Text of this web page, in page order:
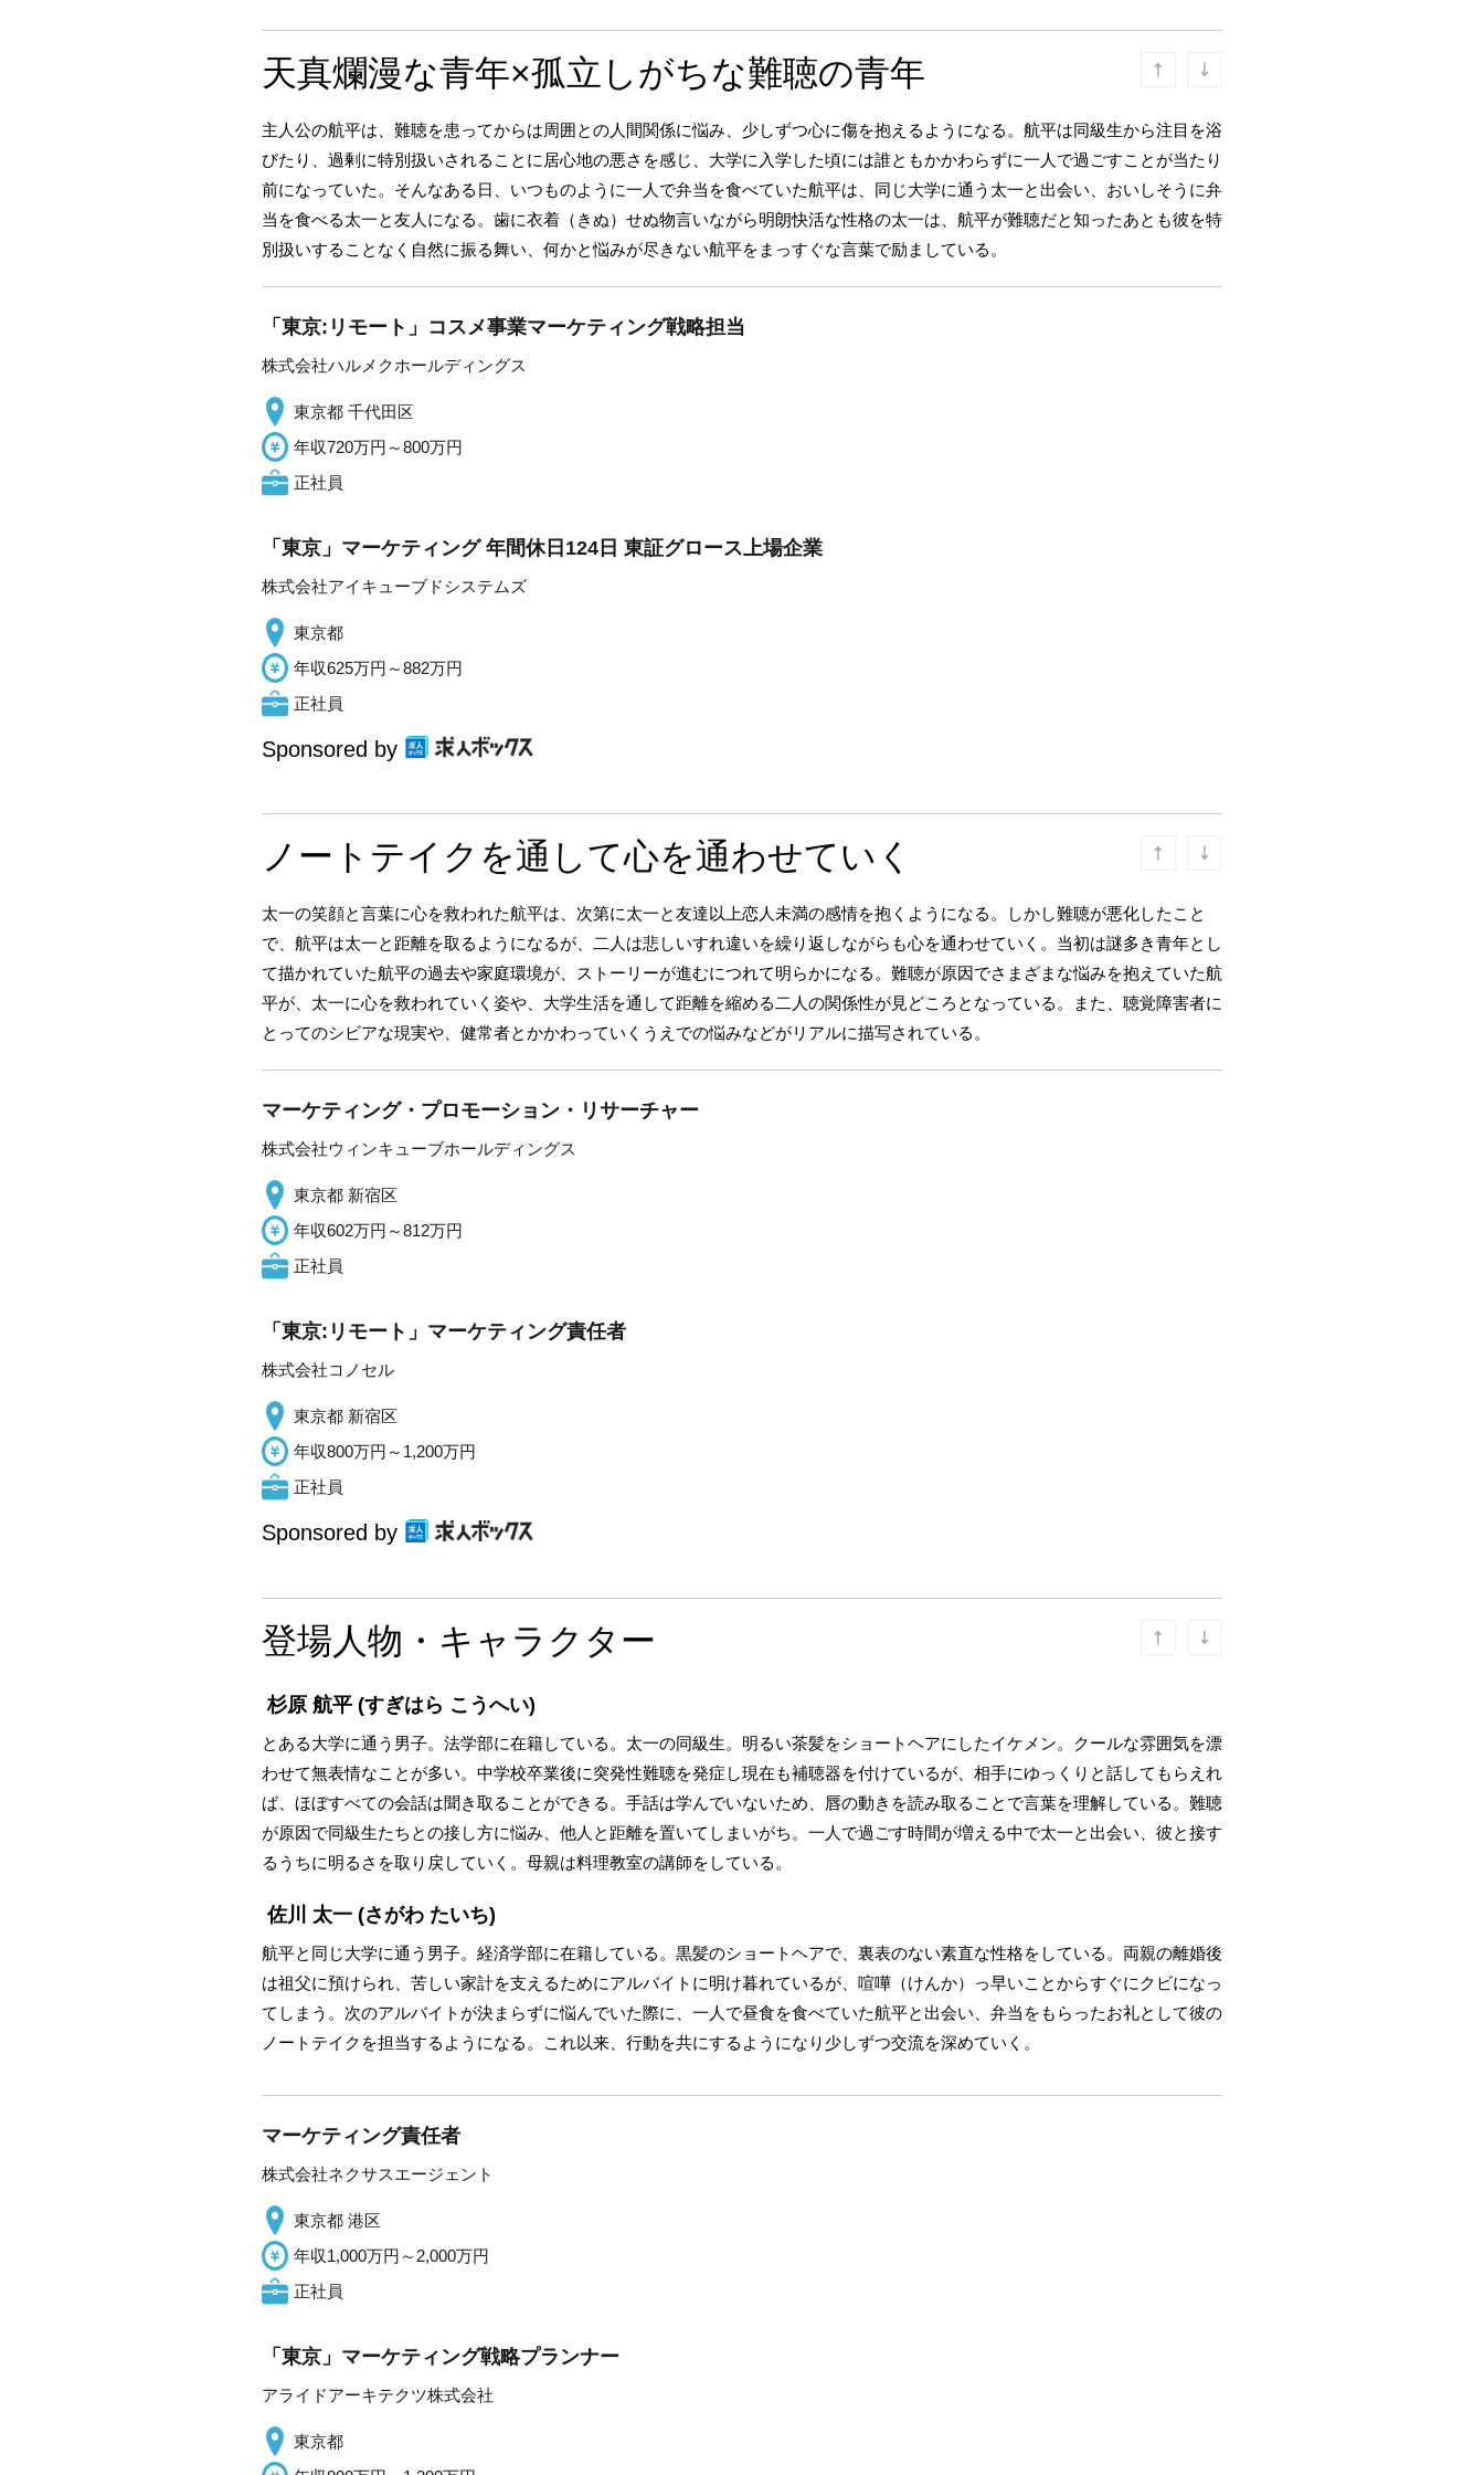
天真爛漫な青年×孤立しがちな難聴の青年
主人公の航平は、難聴を患ってからは周囲との人間関係に悩み、少しずつ心に傷を抱えるようになる。航平は同級生から注目を浴
びたり、過剰に特別扱いされることに居心地の悪さを感じ、大学に入学した頃には誰ともかかわらずに一人で過ごすことが当たり
前になっていた。そんなある日、いつものように一人で弁当を食べていた航平は、同じ大学に通う太一と出会い、おいしそうに弁
当を食べる太一と友人になる。歯に衣着（きぬ）せぬ物言いながら明朗快活な性格の太一は、航平が難聴だと知ったあとも彼を特
別扱いすることなく自然に振る舞い、何かと悩みが尽きない航平をまっすぐな言葉で励ましている。
「東京:リモート」コスメ事業マーケティング戦略担当
株式会社ハルメクホールディングス
東京都 千代田区
年収720万円～800万円
正社員
「東京」マーケティング 年間休日124日 東証グロース上場企業
株式会社アイキューブドシステムズ
東京都
年収625万円～882万円
正社員
Sponsored by
ノートテイクを通して心を通わせていく
太一の笑顔と言葉に心を救われた航平は、次第に太一と友達以上恋人未満の感情を抱くようになる。しかし難聴が悪化したこと
で、航平は太一と距離を取るようになるが、二人は悲しいすれ違いを繰り返しながらも心を通わせていく。当初は謎多き青年とし
て描かれていた航平の過去や家庭環境が、ストーリーが進むにつれて明らかになる。難聴が原因でさまざまな悩みを抱えていた航
平が、太一に心を救われていく姿や、大学生活を通して距離を縮める二人の関係性が見どころとなっている。また、聴覚障害者に
とってのシビアな現実や、健常者とかかわっていくうえでの悩みなどがリアルに描写されている。
マーケティング・プロモーション・リサーチャー
株式会社ウィンキューブホールディングス
東京都 新宿区
年収602万円～812万円
正社員
「東京:リモート」マーケティング責任者
株式会社コノセル
東京都 新宿区
年収800万円～1,200万円
正社員
Sponsored by
登場人物・キャラクター
杉原 航平 (すぎはら こうへい)
とある大学に通う男子。法学部に在籍している。太一の同級生。明るい茶髪をショートヘアにしたイケメン。クールな雰囲気を漂
わせて無表情なことが多い。中学校卒業後に突発性難聴を発症し現在も補聴器を付けているが、相手にゆっくりと話してもらえれ
ば、ほぼすべての会話は聞き取ることができる。手話は学んでいないため、唇の動きを読み取ることで言葉を理解している。難聴
が原因で同級生たちとの接し方に悩み、他人と距離を置いてしまいがち。一人で過ごす時間が増える中で太一と出会い、彼と接す
るうちに明るさを取り戻していく。母親は料理教室の講師をしている。
佐川 太一 (さがわ たいち)
航平と同じ大学に通う男子。経済学部に在籍している。黒髪のショートヘアで、裏表のない素直な性格をしている。両親の離婚後
は祖父に預けられ、苦しい家計を支えるためにアルバイトに明け暮れているが、喧嘩（けんか）っ早いことからすぐにクビになっ
てしまう。次のアルバイトが決まらずに悩んでいた際に、一人で昼食を食べていた航平と出会い、弁当をもらったお礼として彼の
ノートテイクを担当するようになる。これ以来、行動を共にするようになり少しずつ交流を深めていく。
マーケティング責任者
株式会社ネクサスエージェント
東京都 港区
年収1,000万円～2,000万円
正社員
「東京」マーケティング戦略プランナー
アライドアーキテクツ株式会社
東京都